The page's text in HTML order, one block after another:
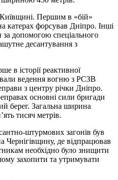
Першим в «бій»
катерах форсував Дніпро. Інші
за допомогою спеціального
десантування з
в історії реактивної
ведення вогню з РСЗВ
з центру річки Дніпро.
основні сили бригади
берег. Загальна ширина
тисяч метрів.
штурмових загонів був
Чернігівщину, де відпрацював
необхідно було знищити
захопити та утримувати